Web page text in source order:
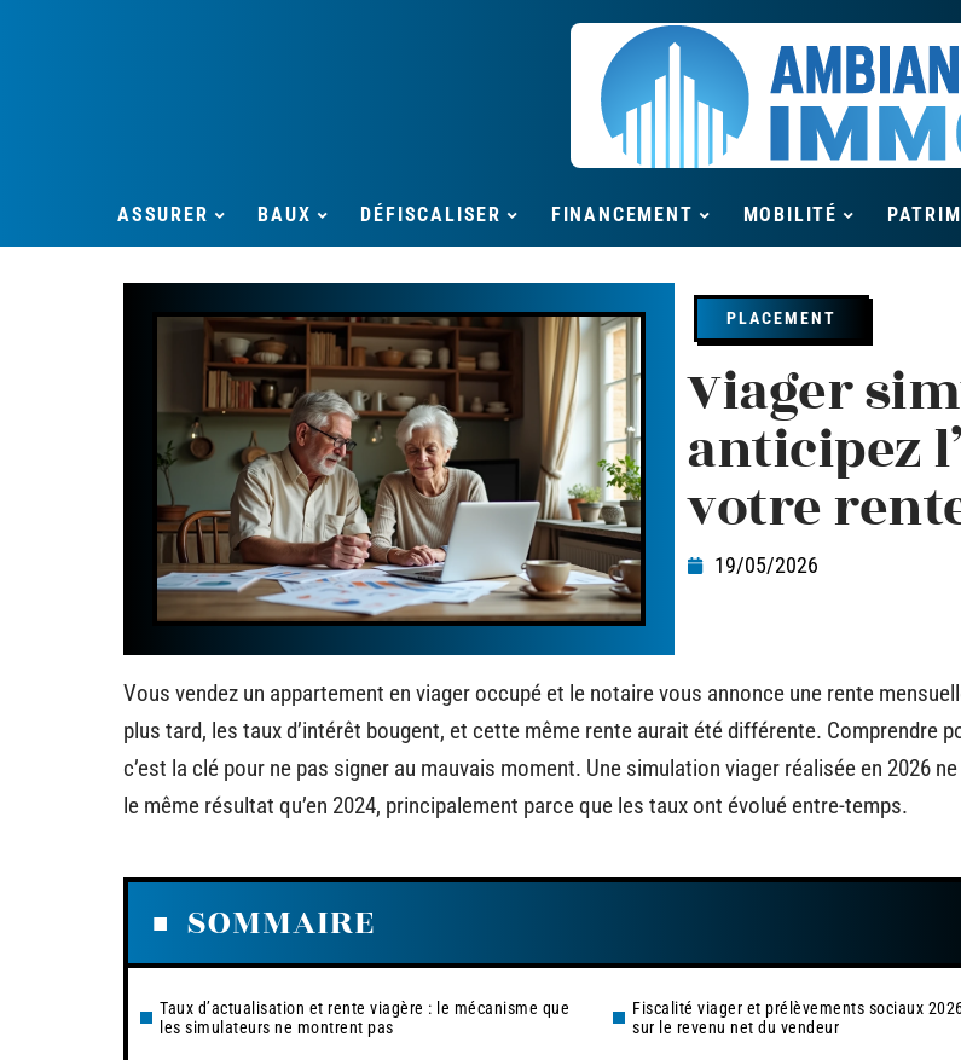
ASSURER BAUX DÉFISCALISER FINANCEMENT MOBILITÉ
PLACEMENT
Viager
anticipez
votre
19/05/2026
Vous vendez un appartement en viager occupé et le notaire vous annonce une rente
plus tard, les taux d’intérêt bougent, et cette même rente aurait été différente. Comprendre
c’est la clé pour ne pas signer au mauvais moment. Une simulation viager réalisée en 2026
le même résultat qu’en 2024, principalement parce que les taux ont évolué entre-temps.
SOMMAIRE
Taux d’actualisation et rente viagère : le mécanisme que
les simulateurs ne montrent pas
Fiscalité viager et prélèvements sociaux
sur le revenu net du vendeur